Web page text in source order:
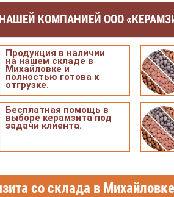
КОМПАНИЕЙ ООО
Продукция в наличии
на нашем складе в
Михайловке и
полностью готова к
отгрузке.
Бесплатная помощь в
выборе керамзита под
задачи клиента.
со склада в Михайловке